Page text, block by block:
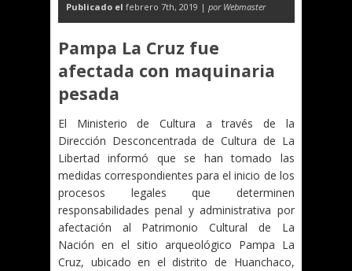
Publicado el febrero 7th, 2019 | por Webmaster
Pampa La Cruz fue
afectada con maquinaria
pesada
El Ministerio de Cultura a través de la
Dirección Desconcentrada de Cultura de La
Libertad informó que se han tomado las
medidas correspondientes para el inicio de los
procesos legales que determinen
responsabilidades penal y administrativa por
afectación al Patrimonio Cultural de La
Nación en el sitio arqueológico Pampa La
Cruz, ubicado en el distrito de Huanchaco,